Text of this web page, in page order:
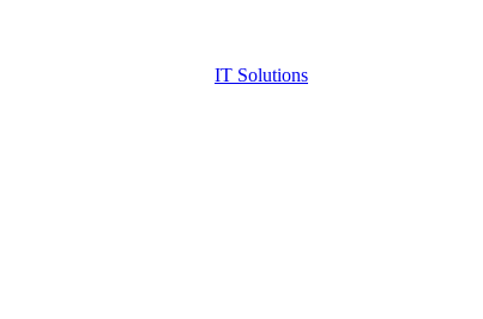
IT Solutions